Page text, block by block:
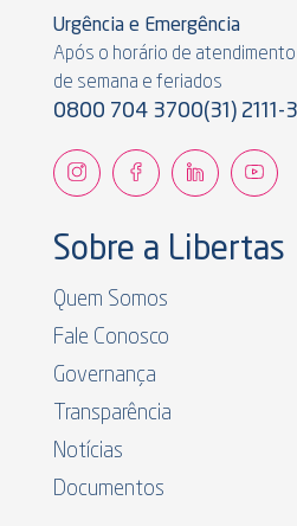
Urgência e Emergência
Após o horário de
de semana e feriados
0800 704 3700(31) 2111-
Sobre a Libertas
Quem Somos
Fale Conosco
Governança
Transparência
Notícias
Documentos